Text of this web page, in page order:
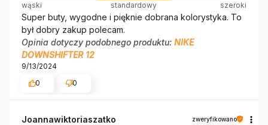
wąski
standardowy szeroki
Super buty, wygodne i pięknie dobrana kolorystyka. To
był dobry zakup polecam.
Opinia dotyczy podobnego produktu: NIKE
DOWNSHIFTER 12
9/13/2024
0
0
Joannawiktoriaszatko zweryfikowano